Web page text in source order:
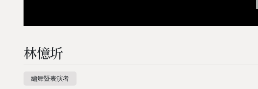
林憶圻
編舞暨表演者